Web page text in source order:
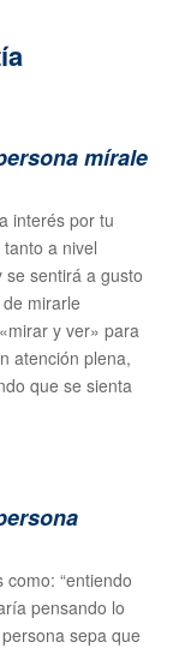
mírale
interés por tu
a nivel
sentirá a gusto
mirarle
y ver» para
atención plena,
que se sienta
“entiendo
pensando lo
sepa que